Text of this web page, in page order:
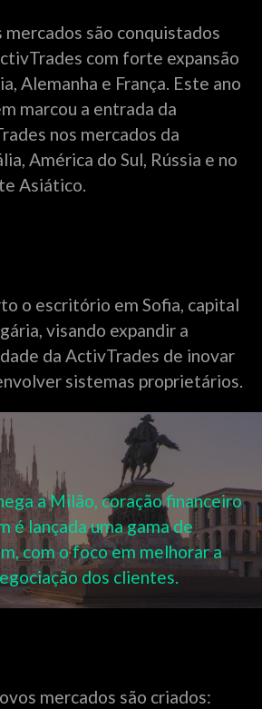
mercados são conquistados
com forte expansão
Alemanha e França. Este ano
marcou a entrada da
nos mercados da
América do Sul, Rússia e no
Asiático.
o escritório em Sofia, capital
visando expandir a
da ActivTrades de inovar
sistemas proprietários.
a Milão, coração financeiro
é lançada uma gama de
com o foco em melhorar a
dos clientes.
mercados são criados: